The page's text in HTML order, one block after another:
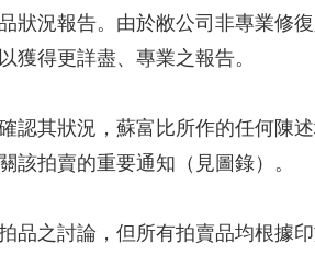
狀況報告。由於敝公司非專業修
獲得更詳盡、專業之報告。
認其狀況，蘇富比所作的任何陳
該拍賣的重要通知（見圖錄）。
品之討論，但所有拍賣品均根據